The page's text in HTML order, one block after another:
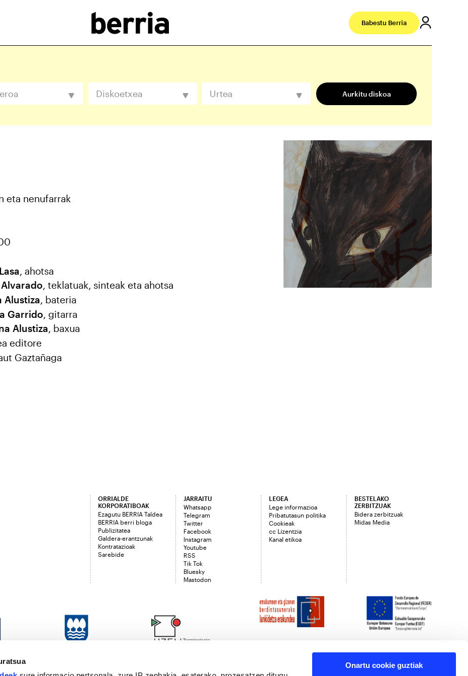
Onartu cookie guztiak
Babestu Berria
Diskoetxea Urtea Aurkitu diskoa
eta nenufarrak
, ahotsa
, teklatuak, sinteak eta ahotsa
Alustiza, bateria
Garrido , gitarra
Alustiza, baxua
editore
Gaztañaga
ORRIALDE
KORPORATIBOAK
Ezagutu BERRIA Taldea
BERRIA berri bloga
Publizitatea
Galdera-erantzunak
Kontratazioak
Sarebide
JARRAITU
Whatsapp
Telegram
Twitter
Facebook
Instagram
Youtube
RSS
Tik Tok
Bluesky
Mastodon
LEGEA
Lege informazioa
Pribatutasun politika
Cookieak
cc Lizentzia
Kanal etikoa
BESTELAKO
ZERBITZUAK
Bidera zerbitzuak
Midas Media